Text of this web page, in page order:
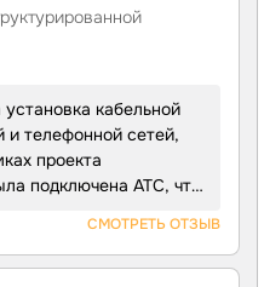
коммутационным
замер полного
по току и времени
кабельной
телефонной сетей,
проекта
подключена АТС, что
клиента.
СМОТРЕТЬ ОТЗЫВ